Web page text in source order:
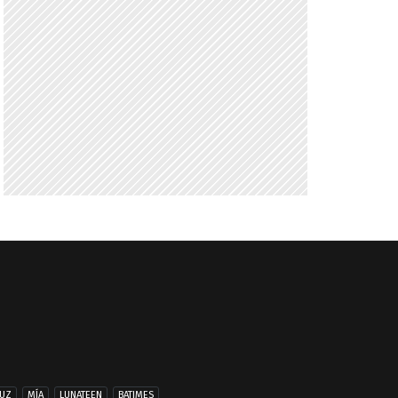
MÍA LUNATEEN BATIMES